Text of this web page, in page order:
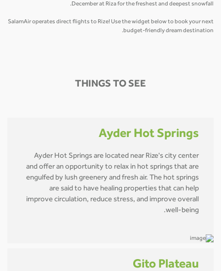
December at Riza for the freshest and deepest snowfall.
SalamAir operates direct flights to Rize! Use the widget below to book your next
budget-friendly dream destination.
THINGS TO SEE
Ayder Hot Springs
Ayder Hot Springs are located near Rize's city center
and offer an opportunity to relax in hot springs that are
engulfed by lush greenery and fresh air. The hot springs
are said to have healing properties that can help
improve circulation, reduce stress, and improve overall
well-being.
Gito Plateau